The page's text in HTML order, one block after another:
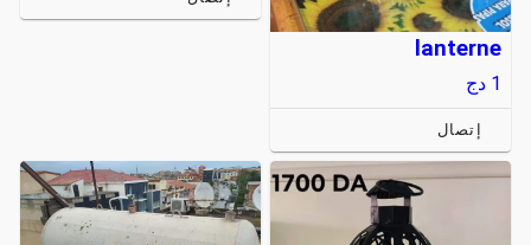
lanterne
1 دج
إتصال